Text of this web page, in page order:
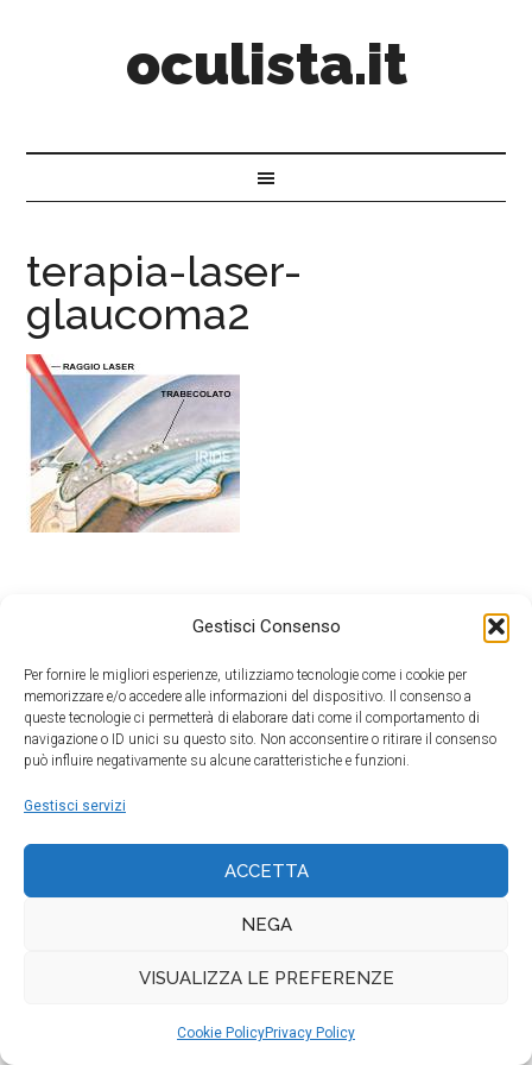
Gestisci Consenso
Per fornire le migliori esperienze, utilizziamo tecnologie come i cookie per
memorizzare e/o accedere alle informazioni del dispositivo. Il consenso a
queste tecnologie ci permetterà di elaborare dati come il comportamento di
navigazione o ID unici su questo sito. Non acconsentire o ritirare il consenso
può influire negativamente su alcune caratteristiche e funzioni.
Gestisci servizi
ACCETTA
NEGA
VISUALIZZA LE PREFERENZE
Cookie PolicyPrivacy Policy
oculista.it
terapia-laser-
glaucoma2
© 2026 SERVIZI OCULISTICI PIEMONTESI SRL · P. IVA
IT09751670010